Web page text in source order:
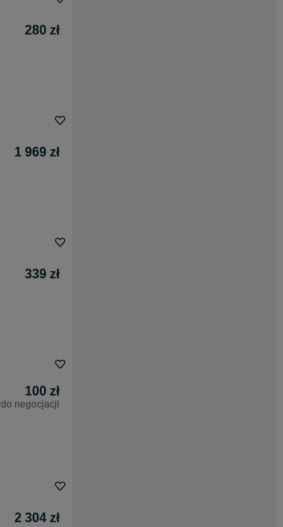
280 zł
1 969 zł
339 zł
100 zł
do negocjacji
2 304 zł